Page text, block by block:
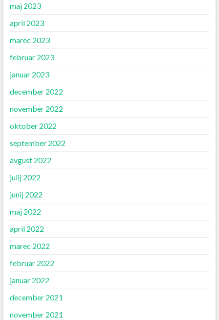
maj 2023
april 2023
marec 2023
februar 2023
januar 2023
december 2022
november 2022
oktober 2022
september 2022
avgust 2022
julij 2022
junij 2022
maj 2022
april 2022
marec 2022
februar 2022
januar 2022
december 2021
november 2021